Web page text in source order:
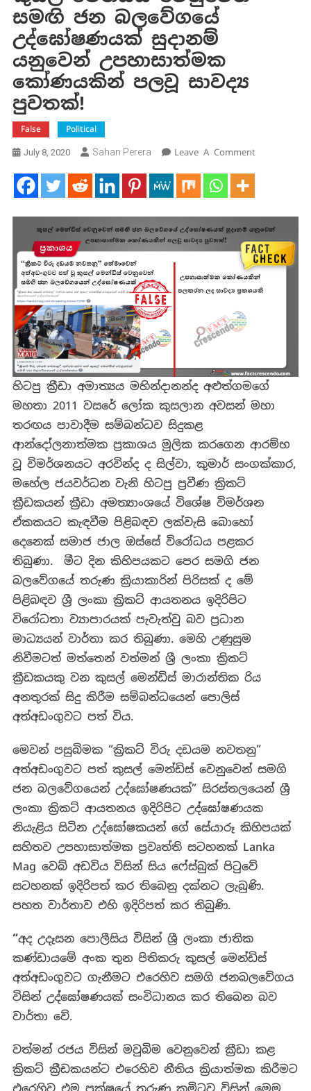
සමඟි ජන බලවේගයේ
උද්ඝෝෂණයක් සුදානම්
යනුවෙන් උපහාසාත්මක
කෝණයකින් පලවූ සාවද්‍ය
පුවතක්!
False Political
July 8, 2020 Sahan Perera Leave A CommentOn
වෙනුවෙන්
සමඟි
ජන
බලවේගයේ
සුදානම්
යනුවෙන්
පුවතක්!
හිටපු ක්‍රීඩා අමාත්‍යය මහින්දානන්ද අළුත්ගමගේ
මහතා 2011 වසරේ ලෝක කුසලාන අවසන් මහා
තරඟය පාවාදීම සම්බන්ධව සිදුකළ
ආන්දෝලනාත්මක ප්‍රකාශය මුලික කරගෙන ආරම්භ
වූ විමර්ශනයට අරවින්ද ද සිල්වා, කුමාර් සංගක්කාර,
මහේල ජයවර්ධන වැනි හිටපු ප්‍රවීණ ක්‍රිකට්
ක්‍රීඩකයන් ක්‍රීඩා අමත්‍යාංශයේ විශේෂ විමර්ශන
ඒකකයට කැඳවීම පිළිබඳව ලක්වැසි බොහෝ
දෙනෙක් සමාජ ජාල ඔස්සේ විරෝධය පළකර
තිබුණා. මීට දින කිහිපයකට පෙර සමගි ජන
බලවේගයේ තරුණ ක්‍රියාකාරින් පිරිසක් ද මේ
පිළිබඳව ශ්‍රී ලංකා ක්‍රිකට් ආයතනය ඉදිරිපිට
විරෝධතා ව්‍යාපාරයක් පැවැත්වු බව ප්‍රධාන
මාධ්‍යයන් වාර්තා කර තිබුණා. මෙහි උණුසුම
නිවීමටත් මත්තෙන් වත්මන් ශ්‍රී ලංකා ක්‍රිකට්
ක්‍රීඩකයකු වන කුසල් මෙන්ඩිස් මාරාන්තික රිය
අනතුරක් සිදු කිරීම සම්බන්ධයෙන් පොලිස්
අත්අඩංගුවට පත් විය.
මෙවන් පසුබිමක “ක්‍රිකට් විරු දඩයම නවතනු”
අත්අඩංගුවට පත් කුසල් මෙන්ඩිස් වෙනුවෙන් සමගි
ජන බලවේගයෙන් උද්ඝෝෂණයක්” සිරස්තලයෙන් ශ්‍රී
ලංකා ක්‍රිකට් ආයතනය ඉදිරිපිට උද්ඝෝෂණයක
නියැළිය සිටින උද්ඝෝෂකයන් ගේ සේයාරූ කිහිපයක්
සහිතව උපහාසාත්මක ප්‍රවෘත්ති සටහනක් Lanka
Mag වෙබ් අඩවිය විසින් සිය ෆේස්බුක් පිටුවේ
සටහනක් ඉදිරිපත් කර තිබෙනු දක්නට ලැබුණි.
පහත වාර්තාව එහි ඉදිරිපත් කර තිබුණි.
“අද උදෑසන පොලීසිය විසින් ශ්‍රී ලංකා ජාතික
කණ්ඩායමේ අංක තුන පිතිකරු කුසල් මෙන්ඩිස්
අත්අඩංගුවට ගැනීමට එරෙහිව සමගි ජනබලවේගය
විසින් උද්ඝෝෂණයක් සංවිධානය කර තිබෙන බව
වාර්තා වේ.
වත්මන් රජය විසින් මවුබිම වෙනුවෙන් ක්‍රීඩා කළ
ක්‍රිකට් ක්‍රීඩකයන්ට එරෙහිව නීතිය ක්‍රියාත්මක කිරීමට